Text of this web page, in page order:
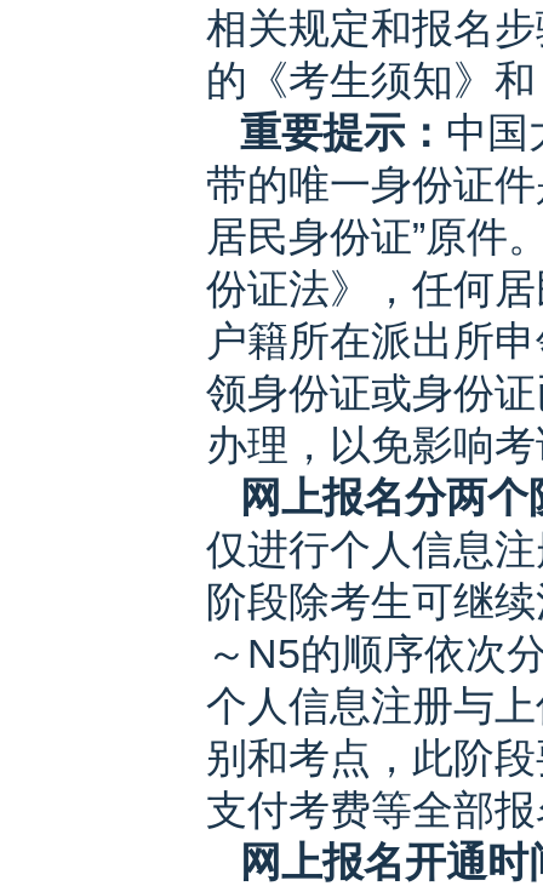
相关规定和报名
的《考生须知》
重要提示： 中国
带的唯一身份证
居民身份证”原件
份证法》，任何
户籍所在派出所
领身份证或身份
办理，以免影响
网上报名分两
仅进行个人信息
阶段除考生可继
～N5的顺序依次
个人信息注册与
别和考点，此阶
支付考费等全部
网上报名开通